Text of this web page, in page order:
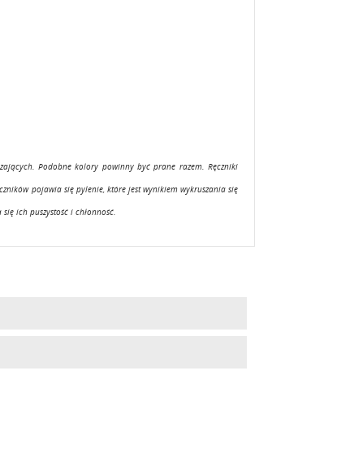
Podobne kolory powinny być prane razem. Ręczniki
pojawia się pylenie, które jest wynikiem wykruszania się
ich puszystość i chłonność.